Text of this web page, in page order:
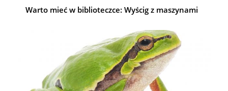
Warto mieć w biblioteczce: Wyścig z maszynami